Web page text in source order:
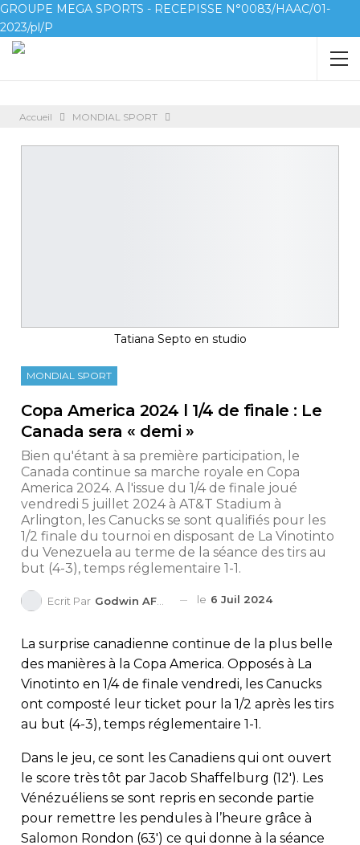
GROUPE MEGA SPORTS - RECEPISSE N°0083/HAAC/01-
2023/pl/P
Accueil MONDIAL SPORT
Tatiana Septo en studio
MONDIAL SPORT
Copa America 2024 l 1/4 de finale : Le
Canada sera « demi »
Bien qu'étant à sa première participation, le
Canada continue sa marche royale en Copa
America 2024. A l'issue du 1/4 de finale joué
vendredi 5 juillet 2024 à AT&T Stadium à
Arlington, les Canucks se sont qualifiés pour les
1/2 finale du tournoi en disposant de La Vinotinto
du Venezuela au terme de la séance des tirs au
but (4-3), temps réglementaire 1-1.
Ecrit Par Godwin AFEDO le 6 Juil 2024
La surprise canadienne continue de la plus belle
des manières à la Copa America. Opposés à La
Vinotinto en 1/4 de finale vendredi, les Canucks
ont composté leur ticket pour la 1/2 après les tirs
au but (4-3), temps réglementaire 1-1.
Dans le jeu, ce sont les Canadiens qui ont ouvert
le score très tôt par Jacob Shaffelburg (12′). Les
Vénézuéliens se sont repris en seconde partie
pour remettre les pendules à l’heure grâce à
Salomon Rondon (63′) ce qui donne à la séance